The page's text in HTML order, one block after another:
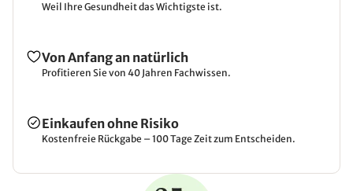
Weil Ihre Gesundheit das Wichtigste ist.
Von Anfang an natürlich
Profitieren Sie von 40 Jahren Fachwissen.
Einkaufen ohne Risiko
Kostenfreie Rückgabe – 100 Tage Zeit zum Entscheiden.